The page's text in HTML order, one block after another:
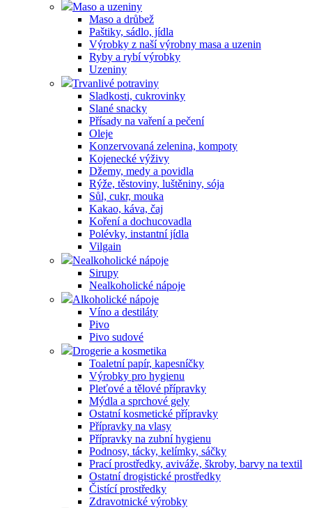
Maso a uzeniny
Maso a drůbež
Paštiky, sádlo, jídla
Výrobky z naší výrobny masa a uzenin
Ryby a rybí výrobky
Uzeniny
Trvanlivé potraviny
Sladkosti, cukrovinky
Slané snacky
Přísady na vaření a pečení
Oleje
Konzervovaná zelenina, kompoty
Kojenecké výživy
Džemy, medy a povidla
Rýže, těstoviny, luštěniny, sója
Sůl, cukr, mouka
Kakao, káva, čaj
Koření a dochucovadla
Polévky, instantní jídla
Vilgain
Nealkoholické nápoje
Sirupy
Nealkoholické nápoje
Alkoholické nápoje
Víno a destiláty
Pivo
Pivo sudové
Drogerie a kosmetika
Toaletní papír, kapesníčky
Výrobky pro hygienu
Pleťové a tělové přípravky
Mýdla a sprchové gely
Ostatní kosmetické přípravky
Přípravky na vlasy
Přípravky na zubní hygienu
Podnosy, tácky, kelímky, sáčky
Prací prostředky, aviváže, škroby, barvy na textil
Ostatní drogistické prostředky
Čistící prostředky
Zdravotnické výrobky